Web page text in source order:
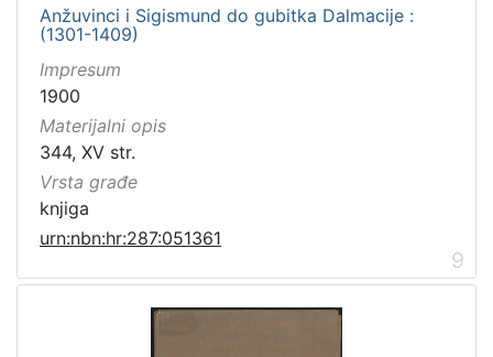
Anžuvinci i Sigismund do gubitka Dalmacije :
(1301-1409)
Impresum
1900
Materijalni opis
344, XV str.
Vrsta građe
knjiga
urn:nbn:hr:287:051361
9